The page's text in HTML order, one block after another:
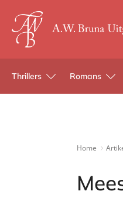
Thrillers Romans
Home